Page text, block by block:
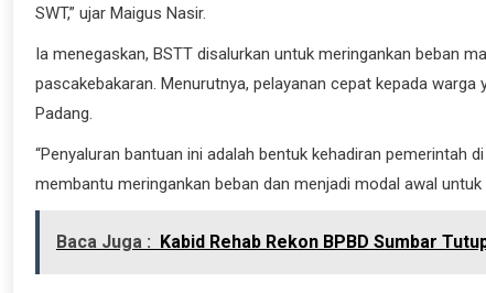
SWT,” ujar Maigus Nasir.
Ia menegaskan, BSTT disalurkan untuk meringankan beban
pascakebakaran. Menurutnya, pelayanan cepat kepada
Padang.
“Penyaluran bantuan ini adalah bentuk kehadiran pemerintah
membantu meringankan beban dan menjadi modal awal
Baca Juga : Kabid Rehab Rekon BPBD Sumbar